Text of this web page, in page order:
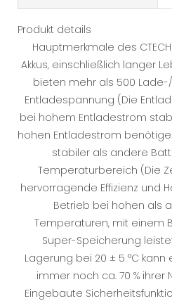
Produkt details
Hauptmerkmale des
Akkus, einschließlich langer
bieten mehr als 500
Entladespannung (Die
bei hohem Entladestrom
hohen Entladestrom
stabiler als andere
Temperaturbereich (Die
hervorragende Effizienz und
Betrieb bei hohen als
Temperaturen, mit einem
Super-Speicherung
Lagerung bei 20 ± 5 °C
immer noch ca. 70 % ihrer
Eingebaute